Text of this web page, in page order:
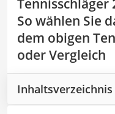
Tennisschläger
So wählen Sie
dem obigen
oder Vergleich
Inhaltsverzeichnis